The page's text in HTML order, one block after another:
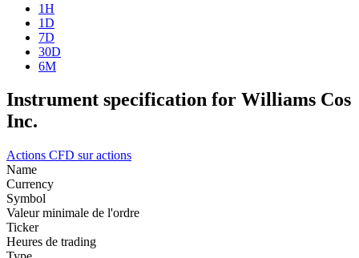
1H
1D
7D
30D
6M
Instrument specification for Williams Cos
Inc.
Actions CFD sur actions
Name
Currency
Symbol
Valeur minimale de l'ordre
Ticker
Heures de trading